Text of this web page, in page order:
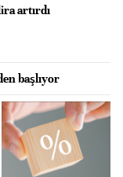
artırdı
başlıyor